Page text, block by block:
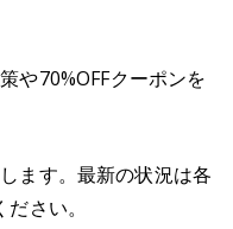
や70%OFFクーポンを
ます。最新の状況は各
さい。